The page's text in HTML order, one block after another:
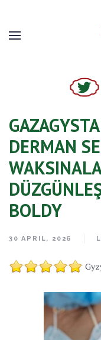
DERMAN
BOLDY
30 APRIL, 2026